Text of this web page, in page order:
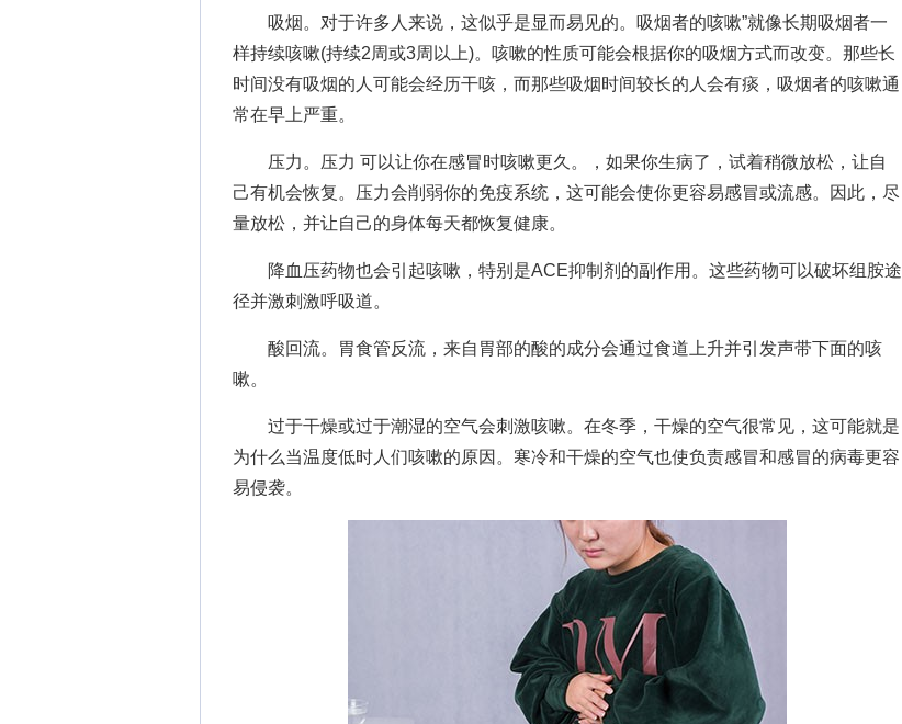
吸烟。对于许多人来说，这似乎是显而易见的。吸烟者的咳嗽”就像长期吸烟者一
样持续咳嗽(持续2周或3周以上)。咳嗽的性质可能会根据你的吸烟方式而改变。那些长
时间没有吸烟的人可能会经历干咳，而那些吸烟时间较长的人会有痰，吸烟者的咳嗽通
常在早上严重。
压力。压力 可以让你在感冒时咳嗽更久。，如果你生病了，试着稍微放松，让自
己有机会恢复。压力会削弱你的免疫系统，这可能会使你更容易感冒或流感。因此，尽
量放松，并让自己的身体每天都恢复健康。
降血压药物也会引起咳嗽，特别是ACE抑制剂的副作用。这些药物可以破坏组胺途
径并激刺激呼吸道。
酸回流。胃食管反流，来自胃部的酸的成分会通过食道上升并引发声带下面的咳
嗽。
过于干燥或过于潮湿的空气会刺激咳嗽。在冬季，干燥的空气很常见，这可能就是
为什么当温度低时人们咳嗽的原因。寒冷和干燥的空气也使负责感冒和感冒的病毒更容
易侵袭。